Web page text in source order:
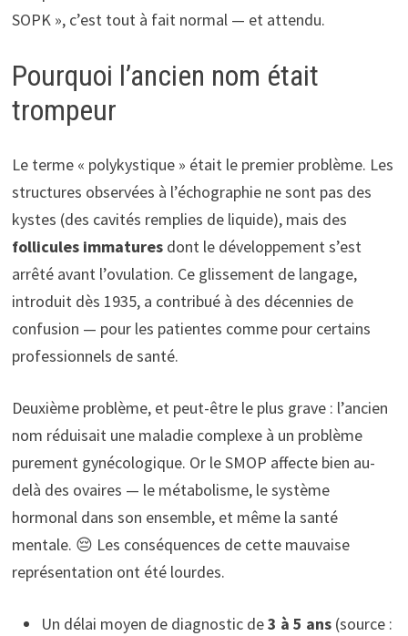
SOPK », c’est tout à fait normal — et attendu.
Pourquoi l’ancien nom était
trompeur
Le terme « polykystique » était le premier problème. Les
structures observées à l’échographie ne sont pas des
kystes (des cavités remplies de liquide), mais des
follicules immaturesdont le développement s’est
arrêté avant l’ovulation. Ce glissement de langage,
introduit dès 1935, a contribué à des décennies de
confusion — pour les patientes comme pour certains
professionnels de santé.
Deuxième problème, et peut-être le plus grave : l’ancien
nom réduisait une maladie complexe à un problème
purement gynécologique. Or le SMOP affecte bien au-
delà des ovaires — le métabolisme, le système
hormonal dans son ensemble, et même la santé
mentale. 😔 Les conséquences de cette mauvaise
représentation ont été lourdes.
Un délai moyen de diagnostic de3 à 5 ans(source :